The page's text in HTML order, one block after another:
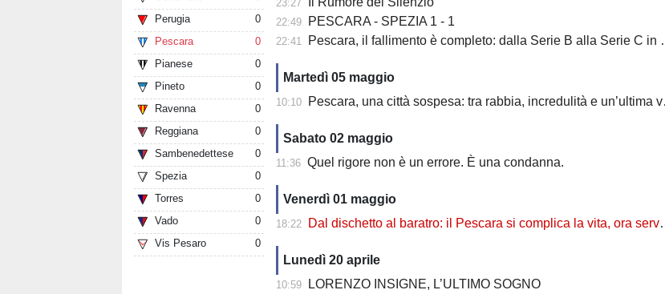
Perugia
0
Pescara
0
Pianese
0
Pineto
0
Ravenna
0
Reggiana
0
Sambenedettese
0
Spezia
0
Torres
0
Vado
0
Vis Pesaro
0
23:27
22:49 PESCARA - SPEZIA 1 - 1
22:41 Pescara, il fallimento è completo: dalla Serie B alla Serie C in meno di un anno
Martedì 05 maggio
10:10 Pescara, una città sospesa: tra rabbia, incredulità e un’ultima verità da affrontare
Sabato 02 maggio
11:36 Quel rigore non è un errore. È una condanna.
Venerdì 01 maggio
18:22 Dal dischetto al baratro: il Pescara si complica la vita, ora serve un miracolo
Lunedì 20 aprile
10:59 LORENZO INSIGNE, L’ULTIMO SOGNO